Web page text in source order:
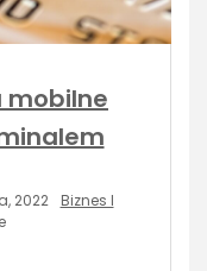
mobilne
2022
Biznes I